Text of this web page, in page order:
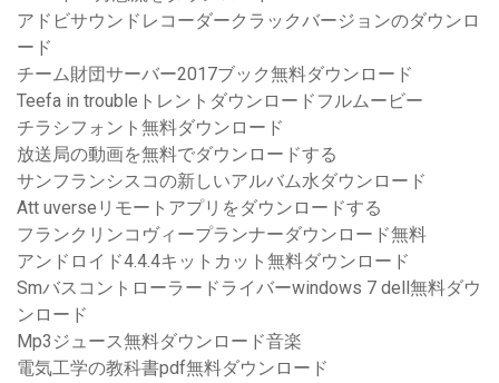
アドビサウンドレコーダークラックバージョンのダウンロ
ード
チーム財団サーバー2017ブック無料ダウンロード
Teefa in troubleトレントダウンロードフルムービー
チラシフォント無料ダウンロード
放送局の動画を無料でダウンロードする
サンフランシスコの新しいアルバム水ダウンロード
Att uverseリモートアプリをダウンロードする
フランクリンコヴィープランナーダウンロード無料
アンドロイド4.4.4キットカット無料ダウンロード
Smバスコントローラードライバーwindows 7 dell無料ダウ
ンロード
Mp3ジュース無料ダウンロード音楽
電気工学の教科書pdf無料ダウンロード